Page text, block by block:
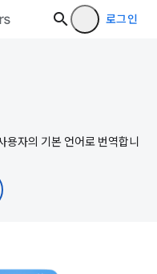
로그인
자의 기본 언어로 번역합니